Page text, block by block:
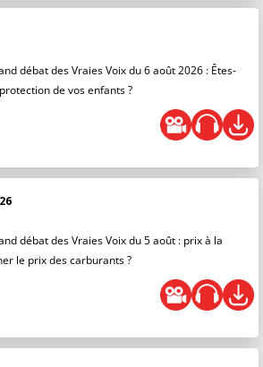
débat des Vraies Voix du 6 août 2026 : Êtes-
de vos enfants ?
débat des Vraies Voix du 5 août : prix à la
le prix des carburants ?